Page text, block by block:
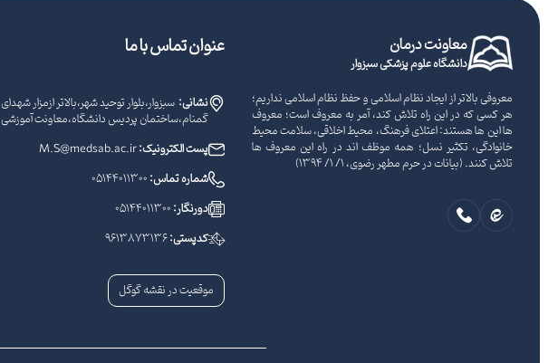
معاونت درمان
دانشگاه علوم پزشکی سبزوار
معروفی بالاتر از ایجاد نظام اسلامی و حفظ نظام اسلامی نداریم؛
هر کسی که در این راه تلاش کند، آمر به معروف است؛ معروف
ها این ها هستند: اعتلای فرهنگ، محیط اخلاقی، سلامت محیط
خانوادگی، تکثیر نسل؛ همه موظف اند در راه این معروف ها
تلاش کنند. (بیانات در حرم مطهر رضوی، 1/ 1/ 1394)
عنوان تماس با ما
نشانی: سبزوار،بلوار توحید شهر،بالاتر ازمزار شهدای
گمنام،ساختمان پردیس دانشگاه،معاونت آموزشی
پست الکترونیک:M.S@medsab.ac.ir
شماره تماس: 05144011300
دورنگار: 05144011300
کدپستی:9613873136
موقعیت در نقشه گوگل